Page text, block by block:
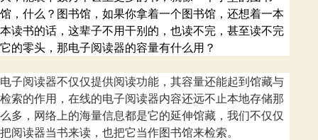
馆，什么？图书馆，如果你拿着一个图书馆，还想着一本
本读书的话，这辈子不用干别的，也读不完，甚至读不完
它的零头，那电子阅读器的容量有什么用？
电子阅读器不仅仅提供阅读功能，其容量还能起到馆藏与
检索的作用，在线的电子阅读器内容还远不止本地存储那
么多，网络上的海量信息都是它的延伸馆藏，我们不仅仅
把阅读器当书来读，也把它当作图书馆来检索。